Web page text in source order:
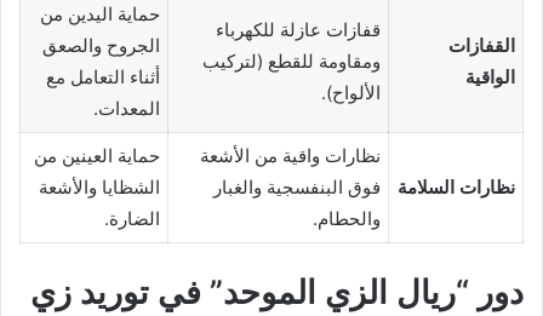
القفازات
الواقية
قفازات عازلة للكهرباء
ومقاومة للقطع (لتركيب
الألواح).
حماية اليدين من
الجروح والصعق
أثناء التعامل مع
المعدات.
نظارات السلامة
نظارات واقية من الأشعة
فوق البنفسجية والغبار
والحطام.
حماية العينين من
الشظايا والأشعة
الضارة.
دور “ريال الزي الموحد” في توريد زي